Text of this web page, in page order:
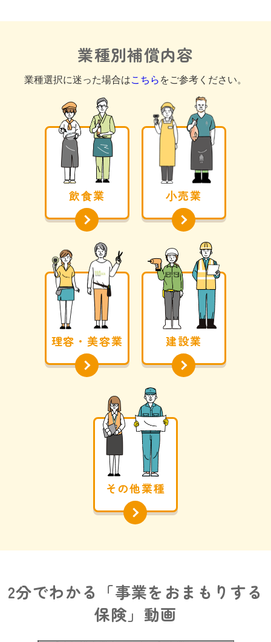
業種別補償内容
業種選択に迷った場合はこちら をご参考ください。
飲⾷業 ⼩売業
理容・美容業 建設業
その他業種
2分でわかる「事業をおまもりする
保険」動画